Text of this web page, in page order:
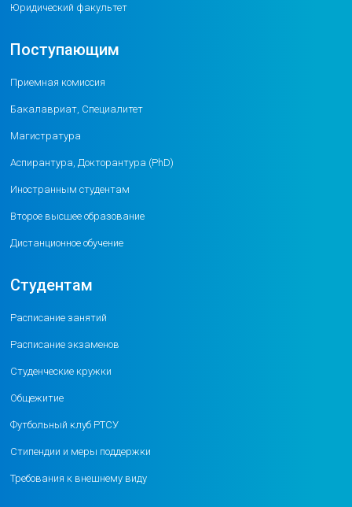
Юридический факультет
Поступающим
Приемная комиссия
Бакалавриат, Специалитет
Магистратура
Аспирантура, Докторантура (PhD)
Иностранным студентам
Второе высшее образование
Дистанционное обучение
Студентам
Расписание занятий
Расписание экзаменов
Студенческие кружки
Общежитие
Футбольный клуб РТСУ
Стипендии и меры поддержки
Требования к внешнему виду